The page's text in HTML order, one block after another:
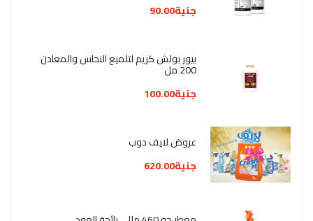
جنية90.00
بيور بولش كريم لتلميع النحاس والمعادن
200 مل
جنية100.00
عروض لايف دوب
جنية620.00